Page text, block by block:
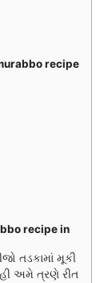
recipe
recipe in
તડકામાં મૂકી
અમે ત્રણે રીત